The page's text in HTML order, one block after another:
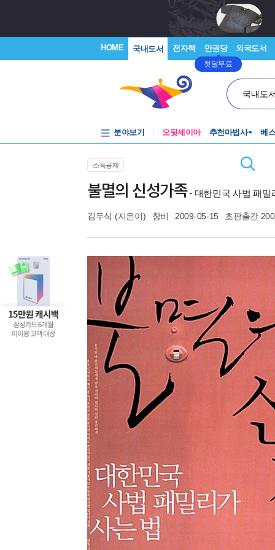
HOME 국내도서 전자책 만권당
첫달무료
외국도서
국내도
분야보기 오뒷세이아 추천마법사 베
소득공제
불멸의 신성가족- 대한민국 사법 패밀
김두식 (지은이) 창비 2009-05-15 초판출간